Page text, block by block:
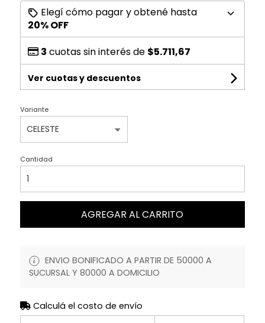
Elegí cómo pagar y obtené hasta
20% OFF
3 cuotas sin interés de $5.711,67
Ver cuotas y descuentos
Variante
Cantidad
AGREGAR AL CARRITO
ENVIO BONIFICADO A PARTIR DE 50000 A
SUCURSAL Y 80000 A DOMICILIO
Calculá el costo de envío